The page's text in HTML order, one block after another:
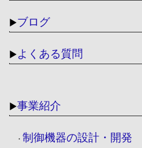
▶ブログ
▶よくある質問
▶事業紹介
・ 制御機器の設計・開発